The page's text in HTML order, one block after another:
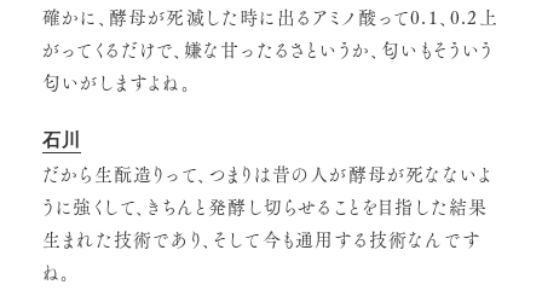
確かに、酵母が死滅した時に出るアミノ酸って0.1、0.2上
がってくるだけで、嫌な甘ったるさというか、匂いもそういう
匂いがしますよね。
石川
だから生酛造りって、つまりは昔の人が酵母が死なないよ
うに強くして、きちんと発酵し切らせることを目指した結果
生まれた技術であり、そして今も通用する技術なんです
ね。